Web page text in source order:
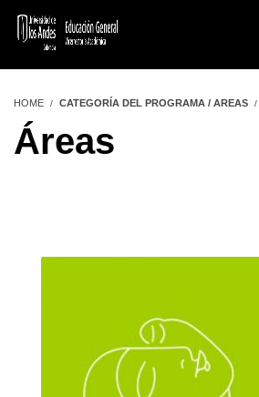
HOME CATEGORÍA DEL PROGRAMA / AREAS
Áreas